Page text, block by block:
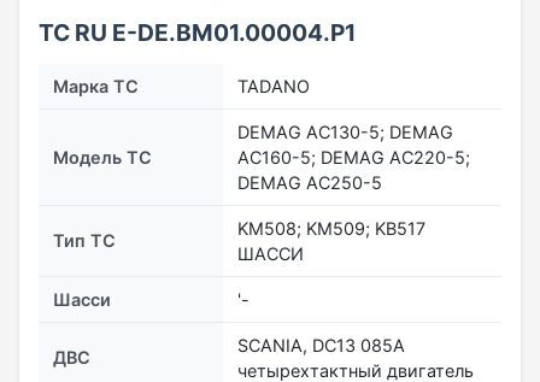
ТС RU Е-DE.ВМ01.00004.Р1
Марка ТС TADANO
Модель ТС
DEMAG AC130-5; DEMAG
AC160-5; DEMAG AC220-5;
DEMAG AC250-5
Тип ТС
KM508; KM509; KB517
ШАССИ
Шасси '-
ДВС
SCANIA, DC13 085A
четырехтактный двигатель